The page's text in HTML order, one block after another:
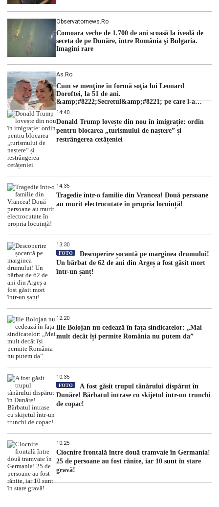
Observatornews.ro
Comoara veche de 1.700 de ani scoasă la iveală de
seceta de pe Dunăre, între România şi Bulgaria.
Imagini rare
As.ro
Cum se menţine în formă soţia lui Leonard
Doroftei, la 51 de ani.
&amp;#8222;Secretul&amp;#8221; pe care l-a
dezvăluit
14:40
Donald Trump lovește din nou în imigrație: ordin
pentru blocarea „turismului de naștere” și
restrângerea cetățeniei
14:35
Tragedie într-o familie din Vrancea! Două persoane
au murit electrocutate în propria locuință!
13:30
FOTO
Descoperire șocantă pe marginea drumului!
Un bărbat de 62 de ani din Argeș a fost găsit mort
într-un șanț!
12:20
Ilie Bolojan nu cedează în fața sindicatelor: „Mai
mult decât își permite România nu putem da”
10:35
FOTO
A fost găsit trupul tânărului dispărut în
Dunăre! Bărbatul intrase cu skijetul într-un trunchi
de copac!
10:25
Ciocnire frontală între două tramvaie în Germania!
25 de persoane au fost rănite, iar 10 sunt în stare
gravă!